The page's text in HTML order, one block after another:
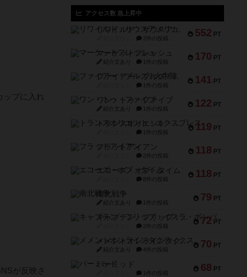
プに入れ
が反映さ
アクセス数 急上昇中
552 PT
リワイルド：サウスアメリカ
2件の投稿
170 PT
マーケットフレッシュ
紹介文あり 1件の投稿
141 PT
ファイアー・ブルズ / 火牛陣
1件の投稿
122 PT
ワン・トゥ・ファイブ
紹介文あり 1件の投稿
119 PT
トランスオリエント・エクスプレス
1件の投稿
118 PT
フラットアイアン
2件の投稿
118 PT
エコーズ・オブ・タイム
8件の投稿
79 PT
南北戦争
紹介文あり 1件の投稿
72 PT
キャプテン・フリップ：イスラ・ボンバ
2件の投稿
70 PT
メメントオンラインタクティクス
紹介文あり 4件の投稿
68 PT
パーミッド
1件の投稿